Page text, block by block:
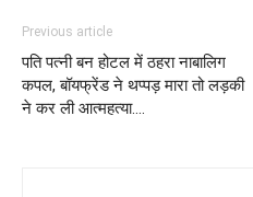
Previous article
पति पत्नी बन होटल में ठहरा नाबालिग
कपल, बॉयफ्रेंड ने थप्पड़ मारा तो लड़की
ने कर ली आत्महत्या….